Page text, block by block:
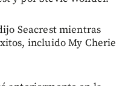
Seacrest mientras
incluido My Cherie